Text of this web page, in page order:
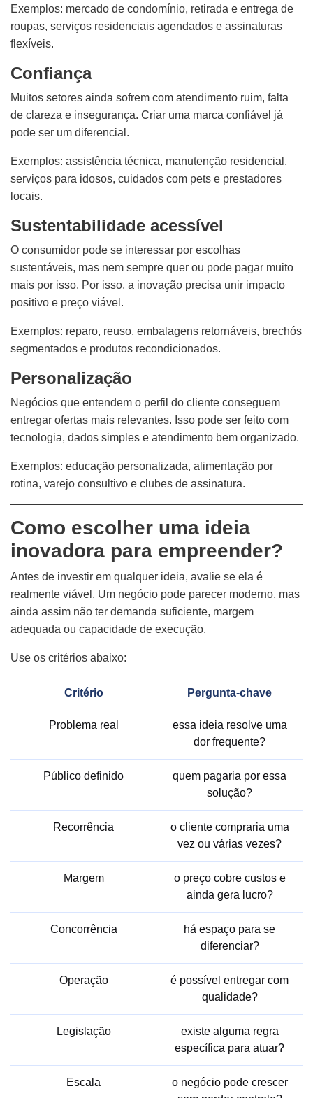
Exemplos: mercado de condomínio, retirada e entrega de
roupas, serviços residenciais agendados e assinaturas
flexíveis.
Confiança
Muitos setores ainda sofrem com atendimento ruim, falta
de clareza e insegurança. Criar uma marca confiável já
pode ser um diferencial.
Exemplos: assistência técnica, manutenção residencial,
serviços para idosos, cuidados com pets e prestadores
locais.
Sustentabilidade acessível
O consumidor pode se interessar por escolhas
sustentáveis, mas nem sempre quer ou pode pagar muito
mais por isso. Por isso, a inovação precisa unir impacto
positivo e preço viável.
Exemplos: reparo, reuso, embalagens retornáveis, brechós
segmentados e produtos recondicionados.
Personalização
Negócios que entendem o perfil do cliente conseguem
entregar ofertas mais relevantes. Isso pode ser feito com
tecnologia, dados simples e atendimento bem organizado.
Exemplos: educação personalizada, alimentação por
rotina, varejo consultivo e clubes de assinatura.
Como escolher uma ideia
inovadora para empreender?
Antes de investir em qualquer ideia, avalie se ela é
realmente viável. Um negócio pode parecer moderno, mas
ainda assim não ter demanda suficiente, margem
adequada ou capacidade de execução.
Use os critérios abaixo:
Critério Pergunta-chave
Problema real
essa ideia resolve uma
dor frequente?
Público definido
quem pagaria por essa
solução?
Recorrência
o cliente compraria uma
vez ou várias vezes?
Margem
o preço cobre custos e
ainda gera lucro?
Concorrência
há espaço para se
diferenciar?
Operação
é possível entregar com
qualidade?
Legislação
existe alguma regra
específica para atuar?
Escala
o negócio pode crescer